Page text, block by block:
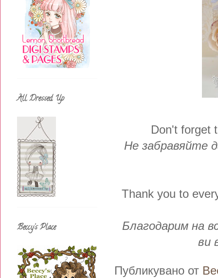
Don't forget
Не забравяйте
Thank you to
Благодарим на
ви
Публикувано от
All Dressed Up
Beccy's Place